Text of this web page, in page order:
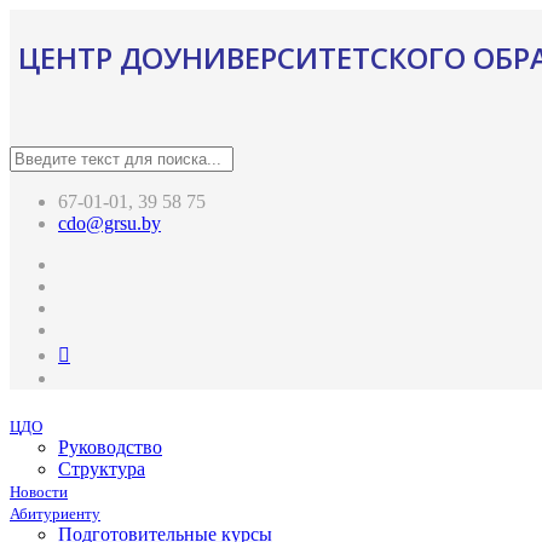
ЦЕНТР ДОУНИВЕРСИТЕТСКОГО
67-01-01, 39 58 75
cdo@grsu.by
ЦДО
Руководство
Структура
Новости
Абитуриенту
Подготовительные курсы